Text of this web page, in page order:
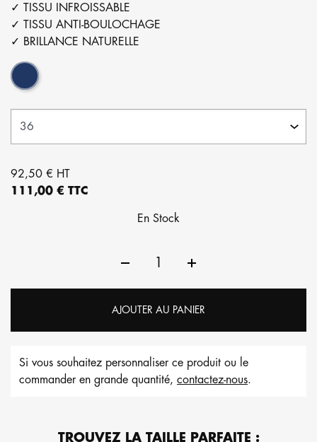
✓ TISSU INFROISSABLE
✓ TISSU ANTI-BOULOCHAGE
✓ BRILLANCE NATURELLE
Bleu anglais
92,50 € HT
111,00 € TTC
En Stock
AJOUTER AU PANIER
Si vous souhaitez personnaliser ce produit ou le
commander en grande quantité, contactez-nous.
TROUVEZ LA TAILLE PARFAITE :